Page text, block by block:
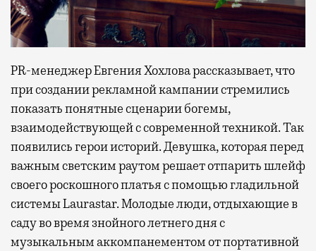
PR-менеджер Евгения Хохлова рассказывает, что
при создании рекламной кампании стремились
показать понятные сценарии богемы,
взаимодействующей с современной техникой. Так
появились герои историй. Девушка, которая перед
важным светским раутом решает отпарить шлейф
своего роскошного платья с помощью гладильной
системы Laurastar. Молодые люди, отдыхающие в
саду во время знойного летнего дня с
музыкальным аккомпанементом от портативной